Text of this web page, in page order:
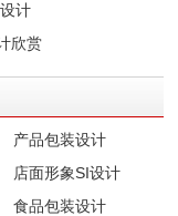
计
欣赏
产品包装设计
店面形象SI设计
食品包装设计